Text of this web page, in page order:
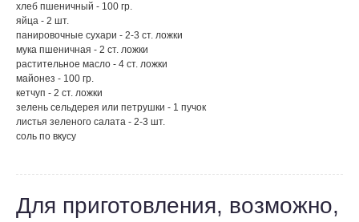
хлеб пшеничный - 100 гр.
яйца - 2 шт.
панировочные сухари - 2-3 ст. ложки
мука пшеничная - 2 ст. ложки
растительное масло - 4 ст. ложки
майонез - 100 гр.
кетчуп - 2 ст. ложки
зелень сельдерея или петрушки - 1 пучок
листья зеленого салата - 2-3 шт.
соль по вкусу
Для приготовления, возможно,